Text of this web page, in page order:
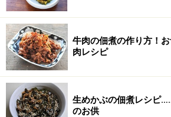
牛肉の佃煮の作り方！
肉レシピ
生めかぶの佃煮レシピ
のお供